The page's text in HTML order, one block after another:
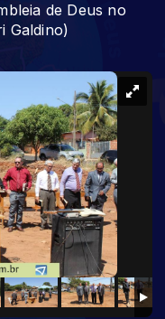
de Deus no
Galdino)